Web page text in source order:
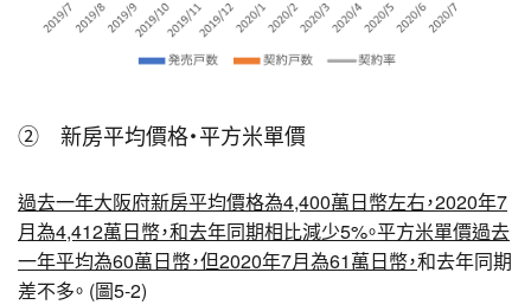
② 新房平均價格・平方米單價
過去一年大阪府新房平均價格為4,400萬日幣左右，2020年7
月為4,412萬日幣，和去年同期相比減少5%。平方米單價過去
一年平均為60萬日幣，但2020年7月為61萬日幣，和去年同期
差不多。 (圖5-2)